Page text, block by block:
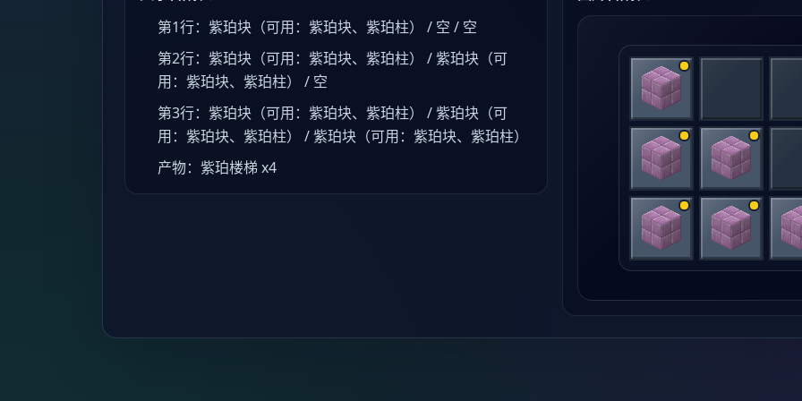
第1行：紫珀块（可用：紫珀块、紫珀柱） / 空 / 空
第2行：紫珀块（可用：紫珀块、紫珀柱） / 紫珀块（可
用：紫珀块、紫珀柱） / 空
第3行：紫珀块（可用：紫珀块、紫珀柱） / 紫珀块（可
用：紫珀块、紫珀柱） / 紫珀块（可用：紫珀块、紫珀柱）
产物：紫珀楼梯 x4